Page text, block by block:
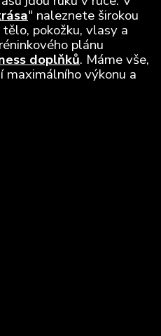
" naleznete širokou
pokožku, vlasy a
plánu
doplňků. Máme vše,
maximálního výkonu a